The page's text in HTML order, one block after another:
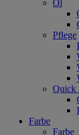
Öl
Pflege
Quick
Farbe
Farbe